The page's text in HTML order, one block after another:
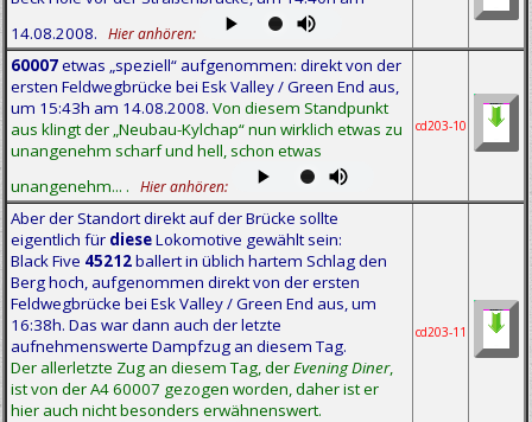
14.08.2008.
Hier anhören:
60007etwas „speziell“ aufgenommen: direkt von der
ersten Feldwegbrücke bei Esk Valley / Green End aus,
um 15:43h am 14.08.2008.Von diesem Standpunkt
aus klingt der „Neubau-Kylchap“ nun wirklich etwas zu
unangenehm scharf und hell, schon etwas
unangenehm... .
Hier anhören:
cd203-10
Aber der Standort direkt auf der Brücke sollte
eigentlich für dieseLokomotive gewählt sein:
Black Five 45212ballert in üblich hartem Schlag den
Berg hoch, aufgenommen direkt von der ersten
Feldwegbrücke bei Esk Valley / Green End aus, um
16:38h. Das war dann auch der letzte
aufnehmenswerte Dampfzug an diesem Tag.
Der allerletzte Zug an diesem Tag, derEvening Diner,
ist von der A4 60007 gezogen worden, daher ist er
hier auch nicht besonders erwähnenswert.
cd203-11